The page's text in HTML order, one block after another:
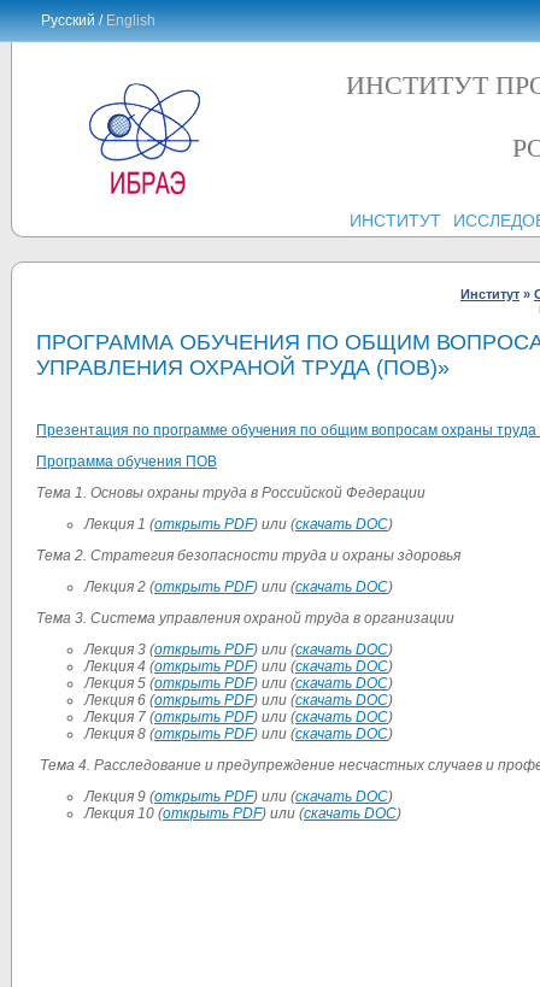
Русский /English
ИНСТИТУТ
ИНСТИТУТ
Институт »
ПРОГРАММА ОБУЧЕНИЯ ПО ОБЩИМ
УПРАВЛЕНИЯ ОХРАНОЙ ТРУДА (ПОВ)»
Презентация по программе обучения по общим вопросам охраны
Программа обучения ПОВ
Тема 1. Основы охраны труда в Российской Федерации
Лекция 1 (открыть PDF) или (скачать DOC)
Тема 2. Стратегия безопасности труда и охраны здоровья
Лекция 2 (открыть PDF) или (скачать DOC)
Тема 3. Система управления охраной труда в организации
Лекция 3 (открыть PDF) или (скачать DOC)
Лекция 4 (открыть PDF) или (скачать DOC)
Лекция 5 (открыть PDF) или (скачать DOC)
Лекция 6 (открыть PDF) или (скачать DOC)
Лекция 7 (открыть PDF) или (скачать DOC)
Лекция 8 (открыть PDF) или (скачать DOC)
Тема 4. Расследование и предупреждение несчастных случаев и
Лекция 9 (открыть PDF) или (скачать DOC)
Лекция 10 (открыть PDF) или (скачать DOC)